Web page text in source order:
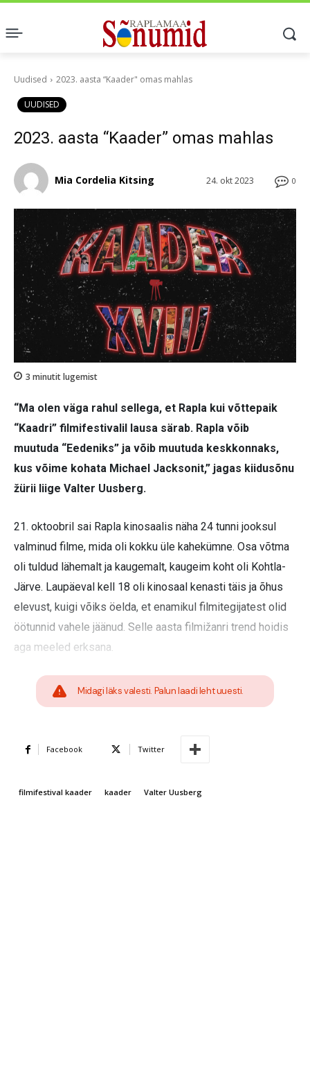
Uudised 2023. aasta “Kaader" omas mahlas
UUDISED
2023. aasta “Kaader” omas mahlas
0
24. okt 2023
Mia Cordelia Kitsing
3 minutit lugemist
“Ma olen väga rahul sellega, et Rapla kui võttepaik
“Kaadri” filmifestivalil lausa särab. Rapla võib
muutuda “Eedeniks” ja võib muutuda keskkonnaks,
kus võime kohata Michael Jacksonit,” jagas kiidusõnu
žürii liige Valter Uusberg.
21. oktoobril sai Rapla kinosaalis näha 24 tunni jooksul
valminud filme, mida oli kokku üle kahekümne. Osa võtma
oli tuldud lähemalt ja kaugemalt, kaugeim koht oli Kohtla-
Järve. Laupäeval kell 18 oli kinosaal kenasti täis ja õhus
elevust, kuigi võiks öelda, et enamikul filmitegijatest olid
öötunnid vahele jäänud. Selle aasta filmižanri trend hoidis
aga meeled erksana.
Midagi läks valesti. Palun laadi leht uuesti.
Facebook Twitter
filmifestival kaader kaader Valter Uusberg